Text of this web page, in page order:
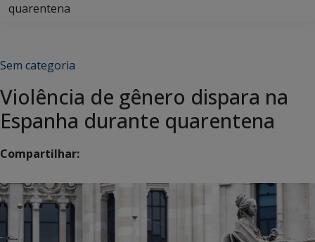
quarentena
Sem categoria
Violência de gênero dispara na
Espanha durante quarentena
Compartilhar: